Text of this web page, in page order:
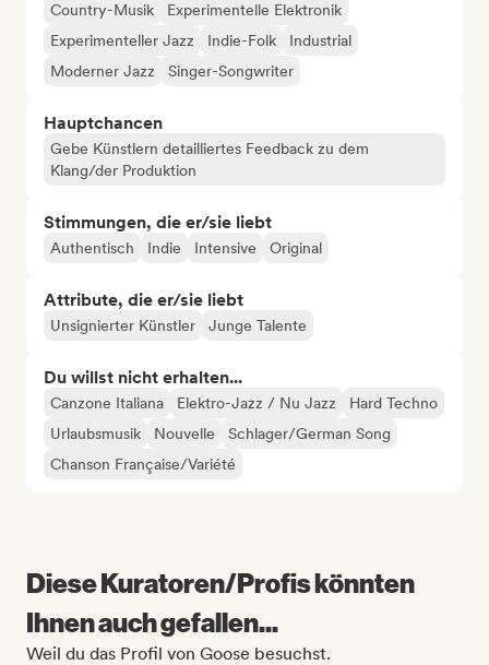
Country-Musik
Experimentelle Elektronik
Experimenteller Jazz
Indie-Folk
Industrial
Moderner Jazz
Singer-Songwriter
Hauptchancen
Gebe Künstlern detailliertes Feedback zu dem
Klang/der Produktion
Stimmungen, die er/sie liebt
Authentisch Indie Intensive Original
Attribute, die er/sie liebt
Unsignierter Künstler Junge Talente
Du willst nicht erhalten...
Canzone Italiana Elektro-Jazz / Nu Jazz
Hard Techno
Urlaubsmusik
Nouvelle
Schlager/German Song
Chanson Française/Variété
Diese Kuratoren/Profis könnten
Ihnen auch gefallen...
Weil du das Profil von Goose besuchst.